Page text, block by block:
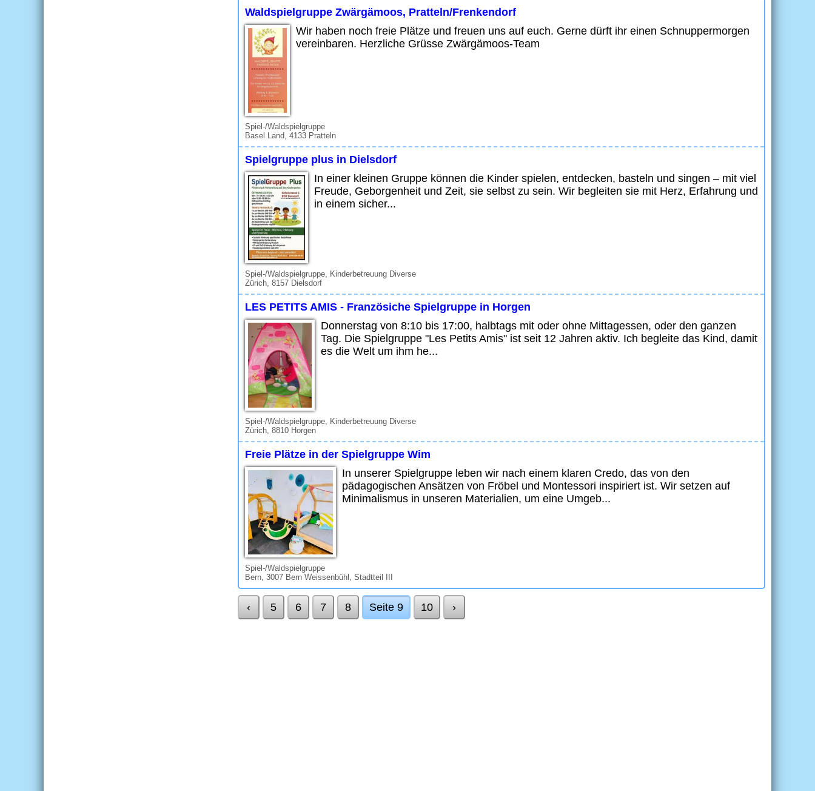
Waldspielgruppe Zwärgämoos, Pratteln/Frenkendorf
Wir haben noch freie Plätze und freuen uns auf euch. Gerne dürft ihr einen Schnuppermorgen
vereinbaren. Herzliche Grüsse Zwärgämoos-Team
Spiel-/Waldspielgruppe
Basel Land, 4133 Pratteln
Spielgruppe plus in Dielsdorf
In einer kleinen Gruppe können die Kinder spielen, entdecken, basteln und singen – mit viel
Freude, Geborgenheit und Zeit, sie selbst zu sein. Wir begleiten sie mit Herz, Erfahrung und
in einem sicher...
Spiel-/Waldspielgruppe, Kinderbetreuung Diverse
Zürich, 8157 Dielsdorf
LES PETITS AMIS - Französiche Spielgruppe in Horgen
Donnerstag von 8:10 bis 17:00, halbtags mit oder ohne Mittagessen, oder den ganzen
Tag. Die Spielgruppe "Les Petits Amis" ist seit 12 Jahren aktiv. Ich begleite das Kind, damit
es die Welt um ihm he...
Spiel-/Waldspielgruppe, Kinderbetreuung Diverse
Zürich, 8810 Horgen
Freie Plätze in der Spielgruppe Wim
In unserer Spielgruppe leben wir nach einem klaren Credo, das von den
pädagogischen Ansätzen von Fröbel und Montessori inspiriert ist. Wir setzen auf
Minimalismus in unseren Materialien, um eine Umgeb...
Spiel-/Waldspielgruppe
Bern, 3007 Bern Weissenbühl, Stadtteil III
‹ 5 6 7 8 Seite 9 10 ›